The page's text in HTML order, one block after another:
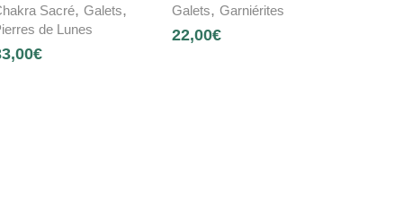
Sacré, Galets,
de Lunes
€
Galets,Garniérites
22,00€